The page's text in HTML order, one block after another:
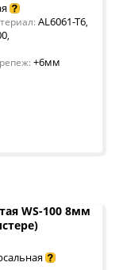
AL6061-T6,
,
+6мм
WS-100 8мм